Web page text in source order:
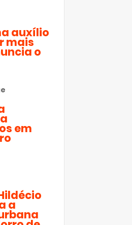
auxílio
mais
o
em
a